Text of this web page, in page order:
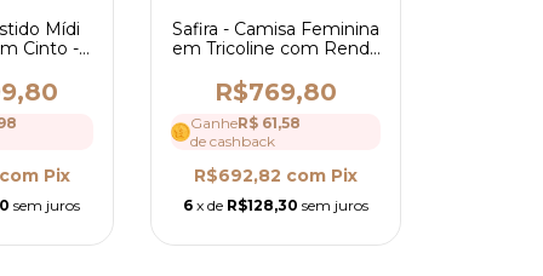
Mídi
Cinto -
com Pix
sem juros
Safira - Camisa Feminina
em Tricoline com Renda
Elegante - Ref 4226
R$769,80
GanheR$ 61,58
de cashback
R$692,82 com Pix
6 x de R$128,30 sem juros